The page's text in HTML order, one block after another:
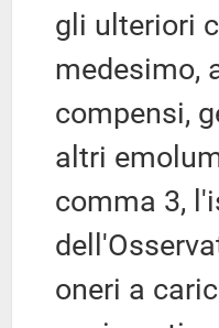
gli ulteriori
medesimo,
compensi,
altri
comma 3,
oneri a